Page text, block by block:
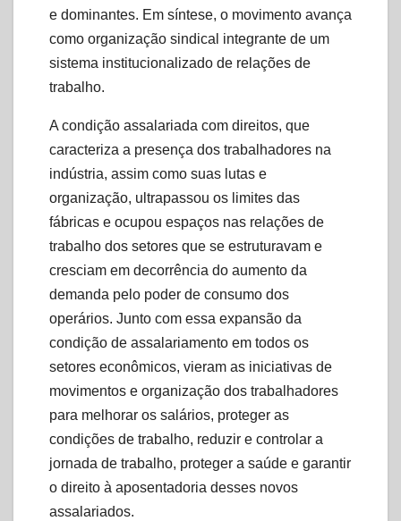
e dominantes. Em síntese, o movimento avança
como organização sindical integrante de um
sistema institucionalizado de relações de
trabalho.
A condição assalariada com direitos, que
caracteriza a presença dos trabalhadores na
indústria, assim como suas lutas e
organização, ultrapassou os limites das
fábricas e ocupou espaços nas relações de
trabalho dos setores que se estruturavam e
cresciam em decorrência do aumento da
demanda pelo poder de consumo dos
operários. Junto com essa expansão da
condição de assalariamento em todos os
setores econômicos, vieram as iniciativas de
movimentos e organização dos trabalhadores
para melhorar os salários, proteger as
condições de trabalho, reduzir e controlar a
jornada de trabalho, proteger a saúde e garantir
o direito à aposentadoria desses novos
assalariados.